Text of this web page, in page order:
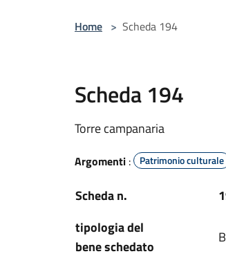
Home > Scheda 194
Scheda 194
Torre campanaria
Argomenti : Patrimonio culturale
Scheda n.
tipologia del
bene schedato